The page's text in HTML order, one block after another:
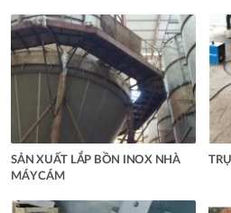
SẢN XUẤT LẮP BỒN INOX NHÀ
MÁY CÁM